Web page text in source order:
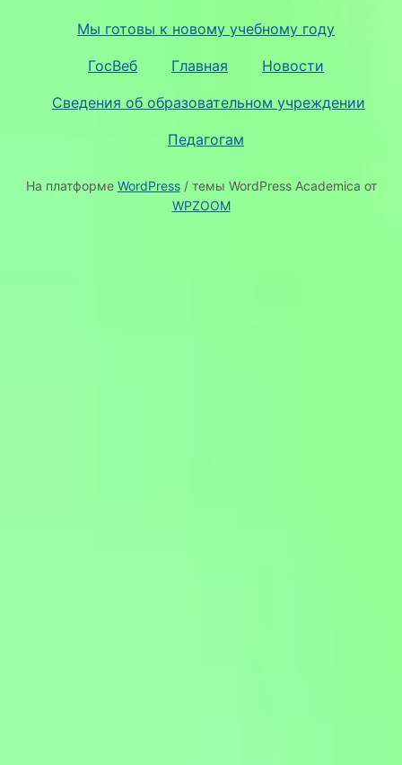
Мы готовы к новому учебному году
ГосВеб Главная Новости
Сведения об образовательном учреждении
Педагогам
На платформе WordPress/ темы WordPress Academica от
WPZOOM